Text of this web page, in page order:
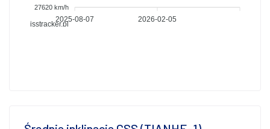
isstracker.pl
27620 km/h
2025-08-07 2026-02-05